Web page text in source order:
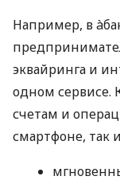
Например, в
эквайринга и
одном сервисе.
счетам и
смартфоне, так